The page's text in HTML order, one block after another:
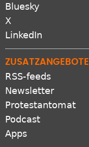
Bluesky
X
LinkedIn
ZUSATZANGEBOTE
RSS-feeds
Newsletter
Protestantomat
Podcast
Apps